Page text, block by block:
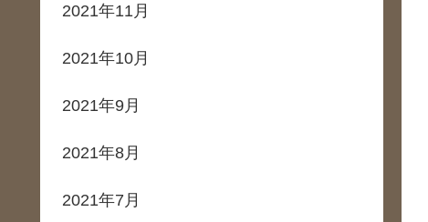
2021年11月
2021年10月
2021年9月
2021年8月
2021年7月